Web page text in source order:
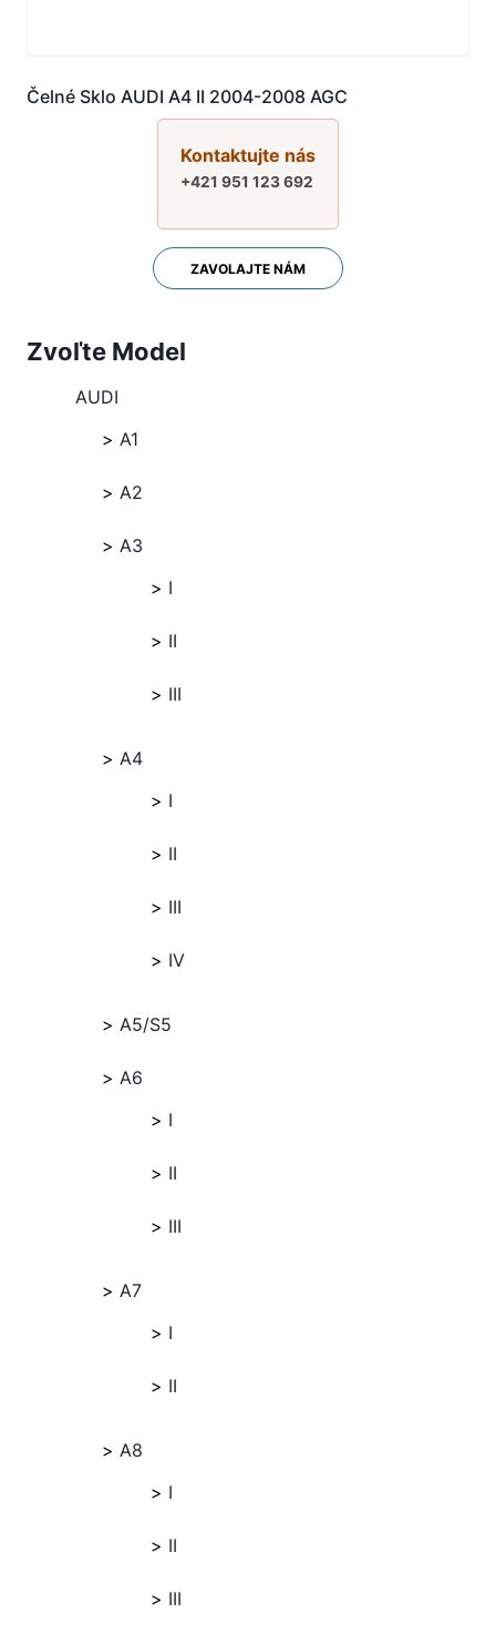
Čelné Sklo AUDI A4 II 2004-2008 AGC
Kontaktujte nás
+421 951 123 692
ZAVOLAJTE NÁM
Zvoľte Model
AUDI
A1
A2
A3
I
II
III
A4
I
II
III
IV
A5/S5
A6
I
II
III
A7
I
II
A8
I
II
III